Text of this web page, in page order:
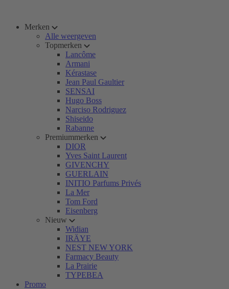
Merken
Alle weergeven
Topmerken
Lancôme
Armani
Kérastase
Jean Paul Gaultier
SENSAI
Hugo Boss
Narciso Rodriguez
Shiseido
Rabanne
Premiummerken
DIOR
Yves Saint Laurent
GIVENCHY
GUERLAIN
INITIO Parfums Privés
La Mer
Tom Ford
Eisenberg
Nieuw
Widian
IRÄYE
NEST NEW YORK
Farmacy Beauty
La Prairie
TYPEBEA
Promo